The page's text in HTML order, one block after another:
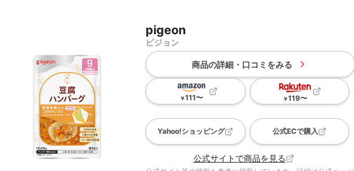
pigeon
ピジョン
商品の詳細・口コミをみる
￥111〜 ￥119〜
Yahoo!ショッピング 公式ECで購入
公式サイトで商品を見る